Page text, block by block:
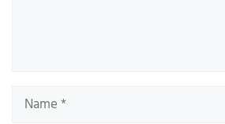
Name